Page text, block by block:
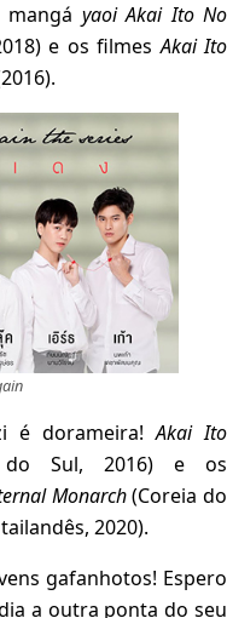
yaoi Akai Ito No
e os filmesAkai Ito
é dorameira!Akai Ito
do Sul, 2016) e os
Monarch(Coreia do
2020).
gafanhotos! Espero
a outra ponta do seu